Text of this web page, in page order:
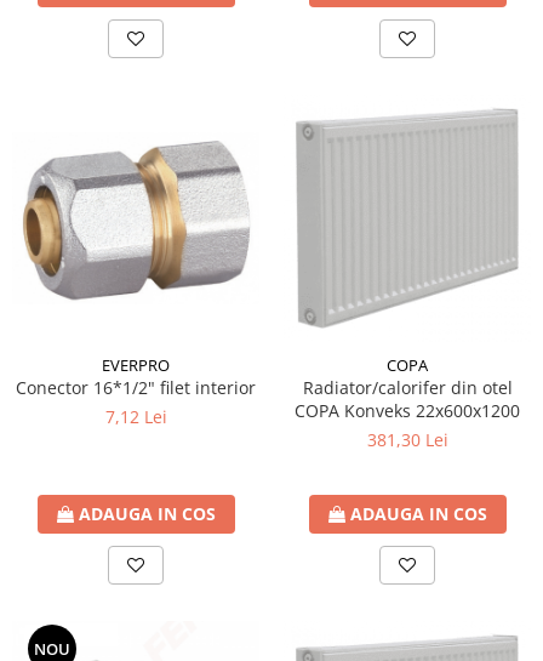
EVERPRO
Conector 16*1/2" filet interior
7,12 Lei
ADAUGA IN COS
COPA
Radiator/calorifer din otel
COPA Konveks 22x600x1200
381,30 Lei
ADAUGA IN COS
NOU